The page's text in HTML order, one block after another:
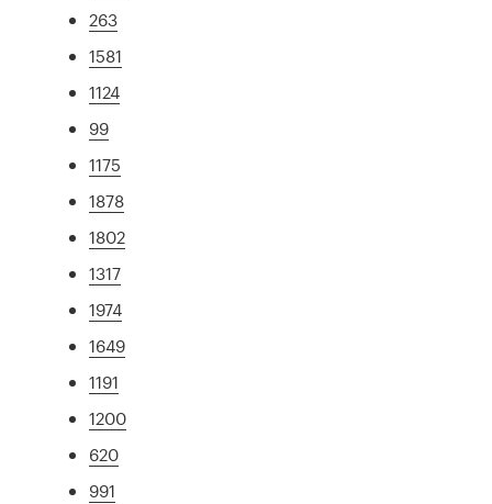
263
1581
1124
99
1175
1878
1802
1317
1974
1649
1191
1200
620
991